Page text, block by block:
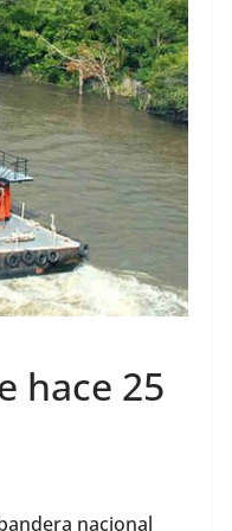
hace 25
nacional